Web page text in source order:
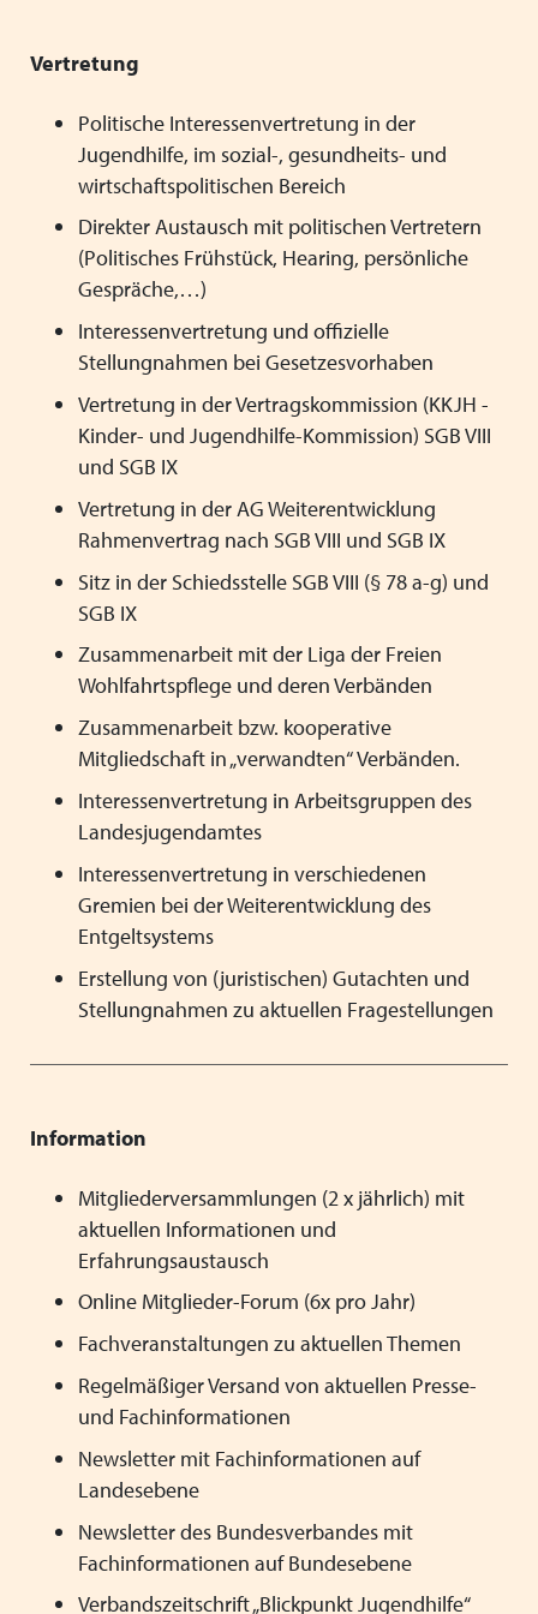
Arbeitskreise
Satzung / Beitragsordnung
Qualität
Schließen
Literatur und Broschüren
Schließen
Stellenangebote
Schließen
Vertretung
Politische Interessenvertretung in der
Jugendhilfe, im sozial-, gesundheits- und
wirtschaftspolitischen Bereich
Direkter Austausch mit politischen Vertretern
(Politisches Frühstück, Hearing, persönliche
Gespräche,…)
Interessenvertretung und offizielle
Stellungnahmen bei Gesetzesvorhaben
Vertretung in der Vertragskommission (KKJH -
Kinder- und Jugendhilfe-Kommission) SGB VIII
und SGB IX
Vertretung in der AG Weiterentwicklung
Rahmenvertrag nach SGB VIII und SGB IX
Sitz in der Schiedsstelle SGB VIII (§ 78 a-g) und
SGB IX
Zusammenarbeit mit der Liga der Freien
Wohlfahrtspflege und deren Verbänden
Zusammenarbeit bzw. kooperative
Mitgliedschaft in „verwandten“ Verbänden.
Interessenvertretung in Arbeitsgruppen des
Landesjugendamtes
Interessenvertretung in verschiedenen
Gremien bei der Weiterentwicklung des
Entgeltsystems
Erstellung von (juristischen) Gutachten und
Stellungnahmen zu aktuellen Fragestellungen
Information
Mitgliederversammlungen (2 x jährlich) mit
aktuellen Informationen und
Erfahrungsaustausch
Online Mitglieder-Forum (6x pro Jahr)
Fachveranstaltungen zu aktuellen Themen
Regelmäßiger Versand von aktuellen Presse-
und Fachinformationen
Newsletter mit Fachinformationen auf
Landesebene
Newsletter des Bundesverbandes mit
Fachinformationen auf Bundesebene
Verbandszeitschrift „Blickpunkt Jugendhilfe“